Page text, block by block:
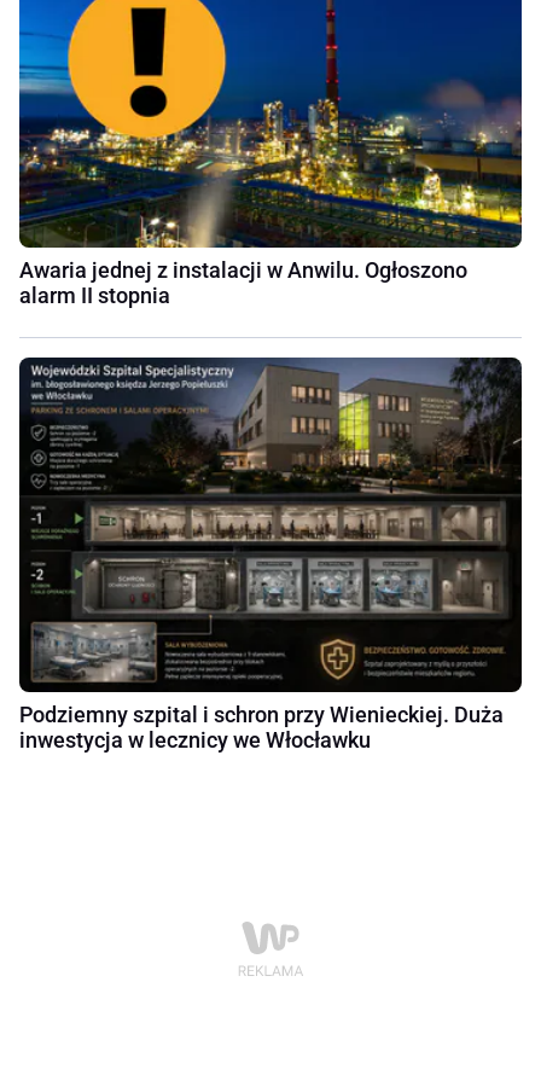
Awaria jednej z instalacji w Anwilu. Ogłoszono
alarm II stopnia
Podziemny szpital i schron przy Wienieckiej. Duża
inwestycja w lecznicy we Włocławku